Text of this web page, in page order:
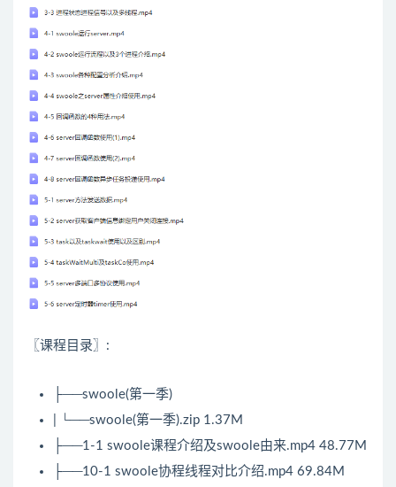
〖课程目录〗:
├──swoole(第一季)
| └──swoole(第一季).zip 1.37M
├──1-1 swoole课程介绍及swoole由来.mp4 48.77M
├──10-1 swoole协程线程对比介绍.mp4 69.84M